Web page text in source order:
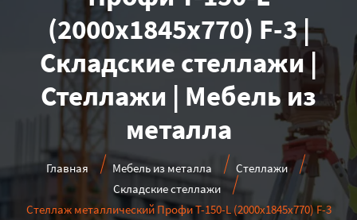
(2000х1845х770) F-3 |
Складские стеллажи |
Стеллажи | Мебель из
металла
Главная Мебель из металла
Стеллажи
Складские стеллажи
Стеллаж металлический Профи Т-150-L (2000х1845х770) F-3